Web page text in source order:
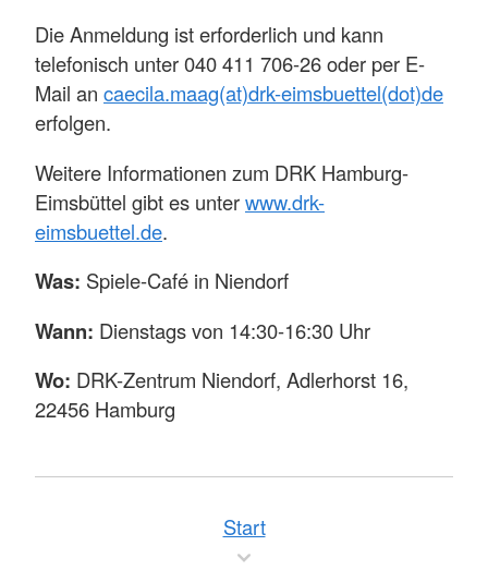
Die Anmeldung ist erforderlich und kann
telefonisch unter 040 411 706-26 oder per E-
Mail an caecila.maag(at)drk-eimsbuettel(dot)de
erfolgen.
Weitere Informationen zum DRK Hamburg-
Eimsbüttel gibt es unterwww.drk-
eimsbuettel.de.
Was: Spiele-Café in Niendorf
Wann: Dienstags von 14:30-16:30 Uhr
Wo: DRK-Zentrum Niendorf, Adlerhorst 16,
22456 Hamburg
Start